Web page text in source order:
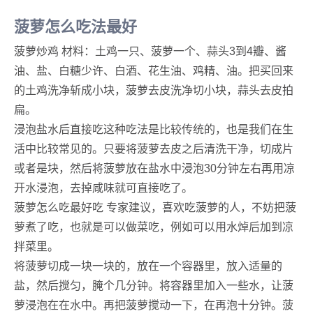
菠萝怎么吃法最好
菠萝炒鸡 材料：土鸡一只、菠萝一个、蒜头3到4瓣、酱
油、盐、白糖少许、白酒、花生油、鸡精、油。把买回来
的土鸡洗净斩成小块，菠萝去皮洗净切小块，蒜头去皮拍
扁。
浸泡盐水后直接吃这种吃法是比较传统的，也是我们在生
活中比较常见的。只要将菠萝去皮之后清洗干净，切成片
或者是块，然后将菠萝放在盐水中浸泡30分钟左右再用凉
开水浸泡，去掉咸味就可直接吃了。
菠萝怎么吃最好吃 专家建议，喜欢吃菠萝的人，不妨把菠
萝煮了吃，也就是可以做菜吃，例如可以用水焯后加到凉
拌菜里。
将菠萝切成一块一块的，放在一个容器里，放入适量的
盐，然后搅匀，腌个几分钟。将容器里加入一些水，让菠
萝浸泡在在水中。再把菠萝搅动一下，在再泡十分钟。菠